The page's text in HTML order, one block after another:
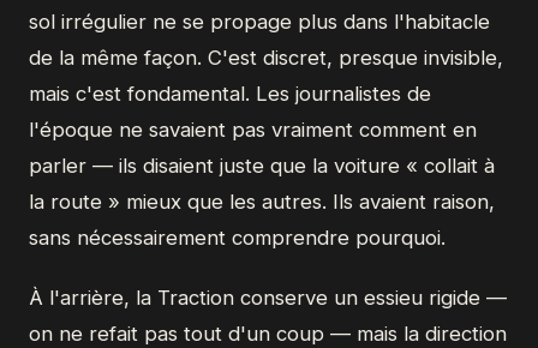
sol irrégulier ne se propage plus dans l'habitacle
de la même façon. C'est discret, presque invisible,
mais c'est fondamental. Les journalistes de
l'époque ne savaient pas vraiment comment en
parler — ils disaient juste que la voiture « collait à
la route » mieux que les autres. Ils avaient raison,
sans nécessairement comprendre pourquoi.
À l'arrière, la Traction conserve un essieu rigide —
on ne refait pas tout d'un coup — mais la direction